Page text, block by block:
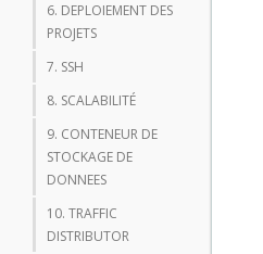
6. DEPLOIEMENT DES
PROJETS
7. SSH
8. SCALABILITÉ
9. CONTENEUR DE
STOCKAGE DE
DONNEES
10. TRAFFIC
DISTRIBUTOR